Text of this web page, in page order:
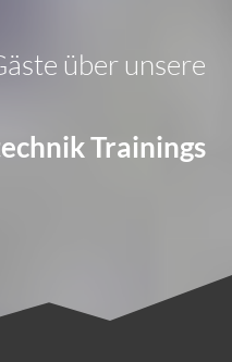
über unsere
Trainings